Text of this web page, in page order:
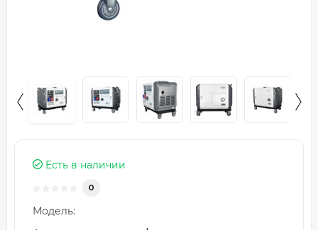
Есть в наличии
0
Модель: